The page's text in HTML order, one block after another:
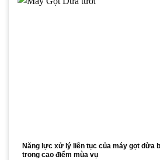
Năng lực xử lý liên tục của máy gọt dừa
trong cao điểm mùa vụ